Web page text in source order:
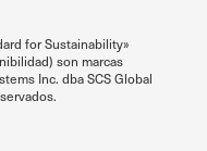
for Sustainability»
son marcas
Inc. dba SCS Global